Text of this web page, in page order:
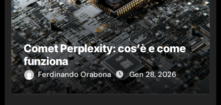
Comet Perplexity: cos’è e come
funziona
Ferdinando Orabona Gen 28, 2026